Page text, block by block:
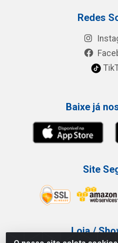
Redes
Baixe já
Site
Loja /